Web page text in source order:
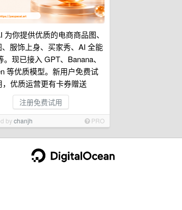
为你提供优质的电商商品图、
服饰上身、买家秀、AI 全能
。现已接入 GPT、Banana、
等优质模型。新用户免费试
，优质运营更有卡券赠送
注册免费试用
bychanjh PRO